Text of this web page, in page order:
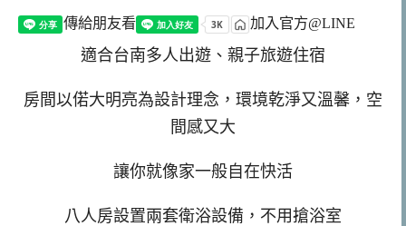
傳給朋友看 加入官方@LINE
適合台南多人出遊、親子旅遊住宿
房間以偌大明亮為設計理念，環境乾淨又溫馨， 空
間感又大
讓你就像家一般自在快活
八人房設置兩套衛浴設備，不用搶浴室